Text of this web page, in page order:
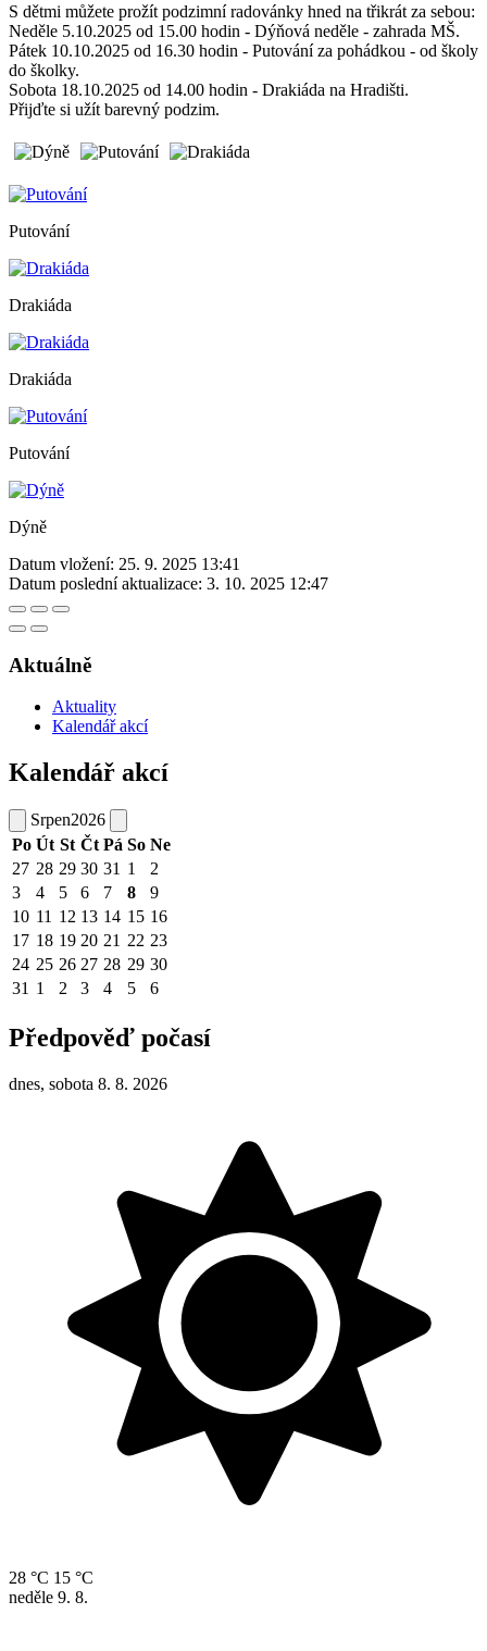
S dětmi můžete prožít podzimní radovánky hned na třikrát za sebou:
Neděle 5.10.2025 od 15.00 hodin - Dýňová neděle - zahrada MŠ.
Pátek 10.10.2025 od 16.30 hodin - Putování za pohádkou - od školy
do školky.
Sobota 18.10.2025 od 14.00 hodin - Drakiáda na Hradišti.
Přijďte si užít barevný podzim.
Putování
Drakiáda
Drakiáda
Putování
Dýně
Datum vložení: 25. 9. 2025 13:41
Datum poslední aktualizace: 3. 10. 2025 12:47
Aktuálně
Aktuality
Kalendář akcí
Kalendář akcí
Srpen2026
Po Út St Čt Pá So Ne
27 28 29 30 31 1
2
3
4 5 6 7 8
9
10 11 12 13 14 15 16
17 18 19 20 21 22 23
24 25 26 27 28 29 30
31 1 2 3 4 5 6
Předpověď počasí
dnes, sobota 8. 8. 2026
28 °C 15 °C
neděle 9. 8.